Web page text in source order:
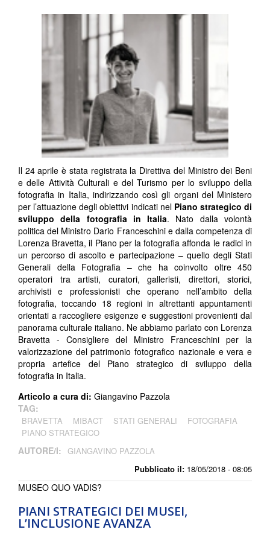
Pubblicato il: 18/05/2018 - 08:05
Il 24 aprile è stata registrata la Direttiva del Ministro dei Beni
e delle Attività Culturali e del Turismo per lo sviluppo della
fotografia in Italia, indirizzando così gli organi del Ministero
per l’attuazione degli obiettivi indicati nel Piano strategico di
sviluppo della fotografia in Italia. Nato dalla volontà
politica del Ministro Dario Franceschini e dalla competenza di
Lorenza Bravetta, il Piano per la fotografia affonda le radici in
un percorso di ascolto e partecipazione – quello degli Stati
Generali della Fotografia – che ha coinvolto oltre 450
operatori tra artisti, curatori, galleristi, direttori, storici,
archivisti e professionisti che operano nell’ambito della
fotografia, toccando 18 regioni in altrettanti appuntamenti
orientati a raccogliere esigenze e suggestioni provenienti dal
panorama culturale italiano. Ne abbiamo parlato con Lorenza
Bravetta - Consigliere del Ministro Franceschini per la
valorizzazione del patrimonio fotografico nazionale e vera e
propria artefice del Piano strategico di sviluppo della
fotografia in Italia.
Articolo a cura di: Giangavino Pazzola
TAG:
BRAVETTA MIBACT STATI GENERALI
FOTOGRAFIA
PIANO STRATEGICO
AUTORE/I: GIANGAVINO PAZZOLA
PIANI STRATEGICI DEI MUSEI,
L’INCLUSIONE AVANZA
MUSEO QUO VADIS?